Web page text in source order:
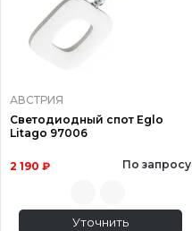
АВСТРИЯ
Светодиодный спот Eglo
Litago 97006
2 190 ₽ По запросу
Уточнить